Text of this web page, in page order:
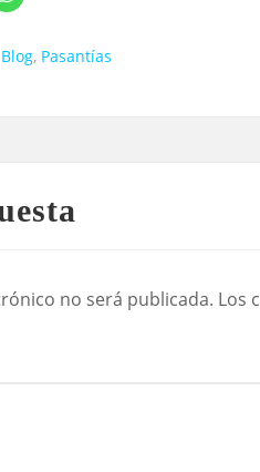
Blog, Pasantías
no será publicada. Los